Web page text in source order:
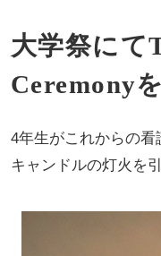
大学祭にて
Ceremony
4年生がこれからの
キャンドルの灯火を